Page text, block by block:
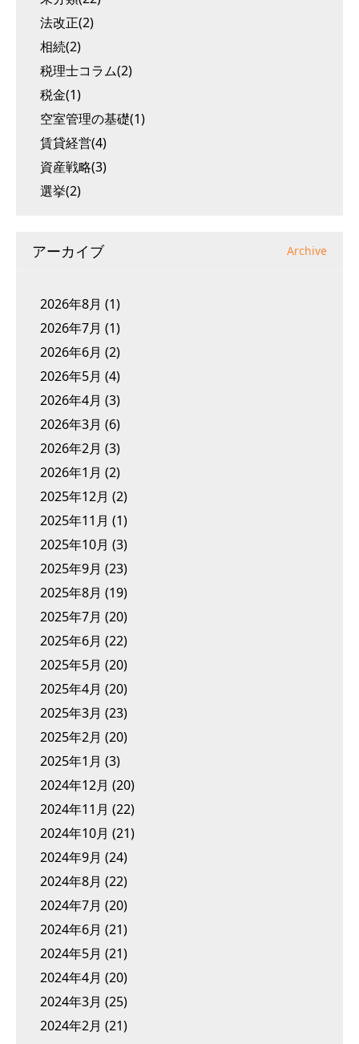
法改正(2)
相続(2)
税理士コラム(2)
税金(1)
空室管理の基礎(1)
賃貸経営(4)
資産戦略(3)
選挙(2)
アーカイブ Archive
2026年8月 (1)
2026年7月 (1)
2026年6月 (2)
2026年5月 (4)
2026年4月 (3)
2026年3月 (6)
2026年2月 (3)
2026年1月 (2)
2025年12月 (2)
2025年11月 (1)
2025年10月 (3)
2025年9月 (23)
2025年8月 (19)
2025年7月 (20)
2025年6月 (22)
2025年5月 (20)
2025年4月 (20)
2025年3月 (23)
2025年2月 (20)
2025年1月 (3)
2024年12月 (20)
2024年11月 (22)
2024年10月 (21)
2024年9月 (24)
2024年8月 (22)
2024年7月 (20)
2024年6月 (21)
2024年5月 (21)
2024年4月 (20)
2024年3月 (25)
2024年2月 (21)